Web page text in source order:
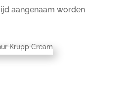
aangenaam worden